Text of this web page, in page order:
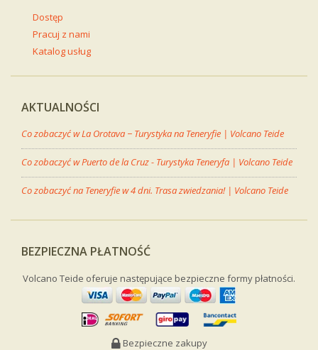
Dostęp
Pracuj z nami
Katalog usług
AKTUALNOŚCI
Co zobaczyć w La Orotava − Turystyka na Teneryfie | Volcano Teide
Co zobaczyć w Puerto de la Cruz - Turystyka Teneryfa | Volcano Teide
Co zobaczyć na Teneryfie w 4 dni. Trasa zwiedzania! | Volcano Teide
BEZPIECZNA PŁATNOŚĆ
Volcano Teide oferuje następujące bezpieczne formy płatności.
Bezpieczne zakupy